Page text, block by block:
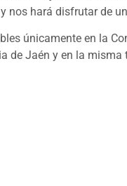
nos hará disfrutar de
únicamente en la
de Jaén y en la misma